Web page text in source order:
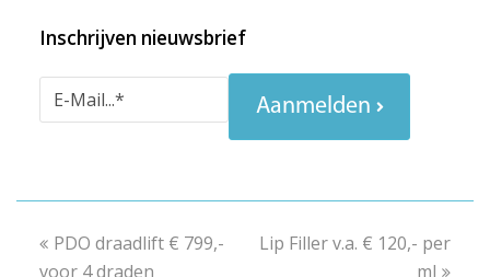
Inschrijven nieuwsbrief
Aanmelden
previous
post:
PDO draadlift € 799,-
voor 4 draden
next
Lip Filler v.a. € 120,- per
ml